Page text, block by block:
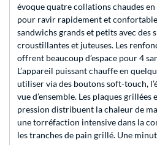
évoque quatre collations chaudes
pour ravir rapidement et
sandwichs grands et petits avec des
croustillantes et juteuses. Les
offrent beaucoup d’espace pour 4
L’appareil puissant chauffe en
utiliser via des boutons soft-touch,
vue d’ensemble. Les plaques
pression distribuent la chaleur de
une torréfaction intensive dans la
les tranches de pain grillé. Une